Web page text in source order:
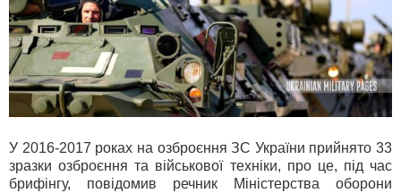
У 2016-2017 роках на озброєння ЗC України прийнято 33
зразки озброєння та військової техніки, про це, під час
брифінгу, повідомив речник Міністерства оборони